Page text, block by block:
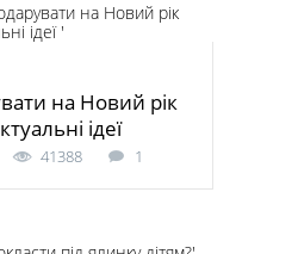
на Новий рік
ідеї
41388 1